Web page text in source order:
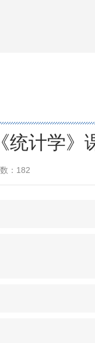
统计学》
： 182